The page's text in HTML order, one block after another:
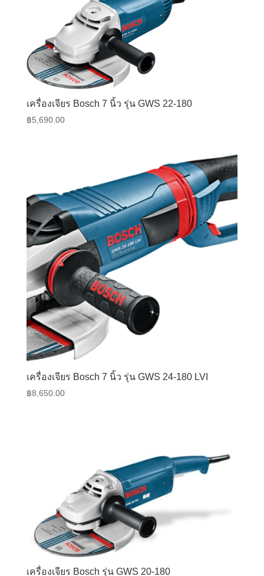
เครื่องเจียร Bosch 7 นิ้ว รุ่น GWS 22-180
฿5,690.00
เครื่องเจียร Bosch 7 นิ้ว รุ่น GWS 24-180 LVI
฿8,650.00
เครื่องเจียร Bosch รุ่น GWS 20-180